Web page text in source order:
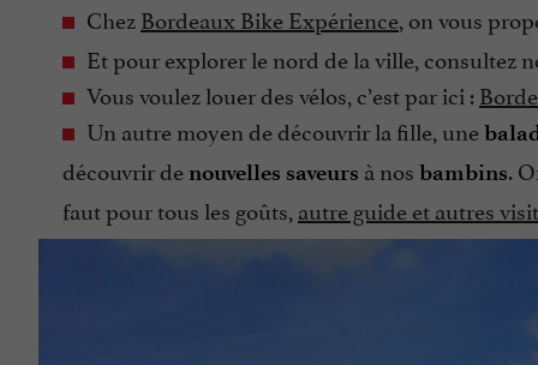
ChezBordeaux Bike Expérience, on vous
Et pour explorer le nord de la ville, consultez
Vous voulez louer des vélos, c’est par ici :
Un autre moyen de découvrir la fille, une
découvrir de nouvelles saveurs à nos bambins.
faut pour tous les goûts, autre guide et autres